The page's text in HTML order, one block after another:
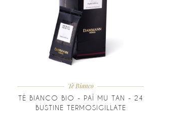
Tè Bianco
TÈ BIANCO BIO - PAÏ MU TAN - 24
BUSTINE TERMOSIGILLATE